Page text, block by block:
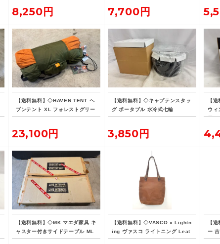
8,250円 7,700円
【送料無料】◇HAVEN TENT ヘ
ブンテント XL フォレストグリー
ン
23,100円
【送料無料】◇キャプテンスタッ
グ ポータブル 水冷式七輪
3,850円
【
ウィ
用
【送料無料】◇MK マエダ家具 キ
ャスター付きサイドテーブル ML
E-015
【送料無料】◇VASCO x Lightn
ing ヴァスコ ライトニング Leat
her Lover Tote ニベレザー トー
【
ー
5L